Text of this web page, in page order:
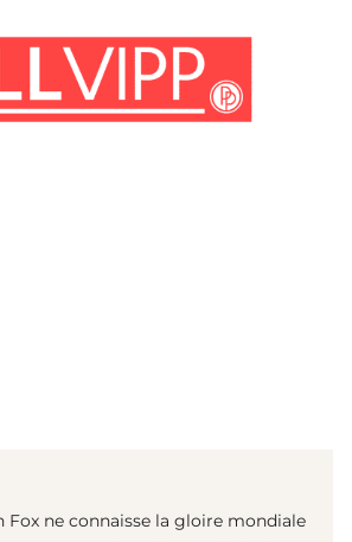
Fox ne connaisse la gloire mondiale